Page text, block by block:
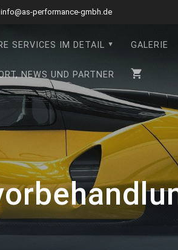
info@as-performance-gmbh.de
SERVICES IM DETAIL GALERIE
NEWS UND PARTNER